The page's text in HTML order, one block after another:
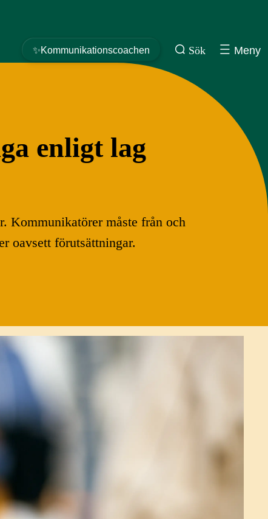
✨Kommunikationscoachen Sök Meny
enligt lag
Kommunikatörer måste från och
oavsett förutsättningar.